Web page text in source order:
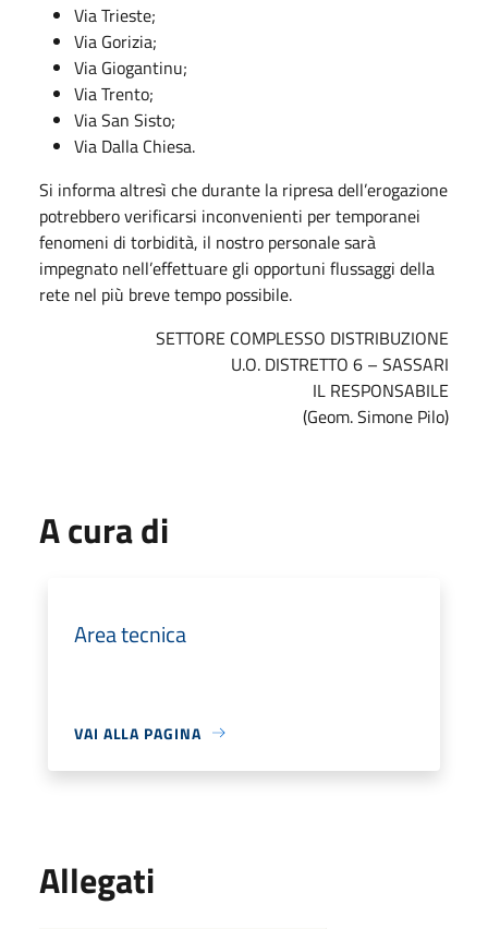
Via Trieste;
Via Gorizia;
Via Giogantinu;
Via Trento;
Via San Sisto;
Via Dalla Chiesa.
Si informa altresì che durante la ripresa dell’erogazione
potrebbero verificarsi inconvenienti per temporanei
fenomeni di torbidità, il nostro personale sarà
impegnato nell’effettuare gli opportuni flussaggi della
rete nel più breve tempo possibile.
SETTORE COMPLESSO DISTRIBUZIONE
U.O. DISTRETTO 6 – SASSARI
IL RESPONSABILE
(Geom. Simone Pilo)
A cura di
Area tecnica
VAI ALLA PAGINA
Allegati